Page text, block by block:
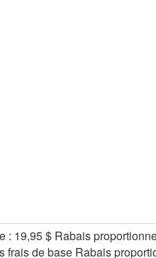
: 19,95 $ Rabais
frais de base Rabais